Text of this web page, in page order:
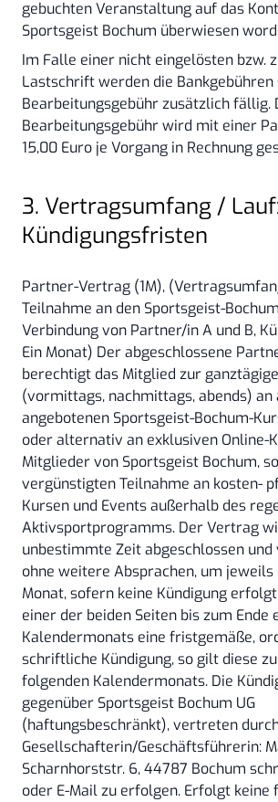
gebuchten Veranstaltung auf das
Sportsgeist Bochum überwiesen
Im Falle einer nicht eingelösten bzw.
Lastschrift werden die Bankgebühren
Bearbeitungsgebühr zusätzlich fällig.
Bearbeitungsgebühr wird mit einer
15,00 Euro je Vorgang in Rechnung
3. Vertragsumfang /
Kündigungsfristen
Partner-Vertrag (1M),
Teilnahme an den Sportsgeist-
Verbindung von Partner/in A und B,
Ein Monat) Der abgeschlossene
berechtigt das Mitglied zur
(vormittags, nachmittags, abends)
angebotenen Sportsgeist-Bochum-
oder alternativ an exklusiven Online-
Mitglieder von Sportsgeist Bochum,
vergünstigten Teilnahme an kosten-
Kursen und Events außerhalb des
Aktivsportprogramms. Der Vertrag
unbestimmte Zeit abgeschlossen
ohne weitere Absprachen, um
Monat, sofern keine Kündigung
einer der beiden Seiten bis zum Ende
Kalendermonats eine fristgemäße,
schriftliche Kündigung, so gilt diese
folgenden Kalendermonats. Die
gegenüber Sportsgeist Bochum UG
(haftungsbeschränkt), vertreten
Gesellschafterin/Geschäftsführerin:
Scharnhorststr. 6, 44787 Bochum
oder E-Mail zu erfolgen. Erfolgt keine